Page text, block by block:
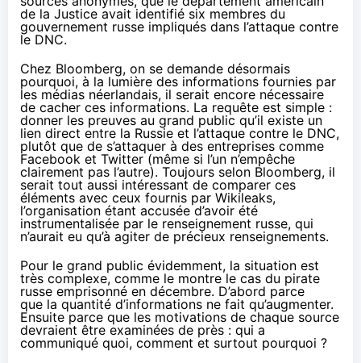
de la Justice avait identifié six membres du
gouvernement russe impliqués dans l’attaque contre
le DNC.
Chez Bloomberg, on se demande désormais
pourquoi, à la lumière des informations fournies par
les médias néerlandais, il serait encore nécessaire
de cacher ces informations. La requête est simple :
donner les preuves au grand public qu’il existe un
lien direct entre la Russie et l’attaque contre le DNC,
plutôt que de s’attaquer à des entreprises comme
Facebook et Twitter (même si l’un n’empêche
clairement pas l’autre). Toujours selon Bloomberg, il
serait tout aussi intéressant de comparer ces
éléments avec ceux fournis par Wikileaks,
l’organisation étant accusée d’avoir été
instrumentalisée par le renseignement russe, qui
n’aurait eu qu’à agiter de précieux renseignements.
Pour le grand public évidemment, la situation est
très complexe, comme le montre le cas du pirate
russe emprisonné en décembre. D’abord parce
que la quantité d’informations ne fait qu’augmenter.
Ensuite parce que les motivations de chaque source
devraient être examinées de près : qui a
communiqué quoi, comment et surtout pourquoi ?